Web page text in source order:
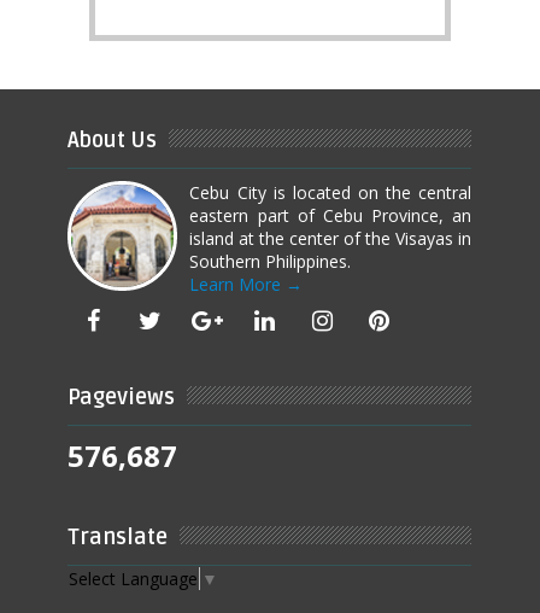
About Us
Cebu City is located on the central
eastern part of Cebu Province, an
island at the center of the Visayas in
Southern Philippines.
Learn More →
Pageviews
576,687
Translate
Select Language ▼